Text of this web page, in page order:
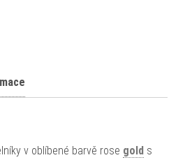
v oblíbené barvě rose gold s